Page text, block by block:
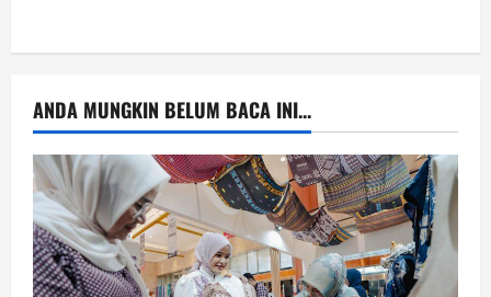
ANDA MUNGKIN BELUM BACA INI...